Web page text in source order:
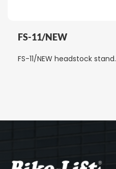
FS-11/NEW
FS-11/NEW headstock stand.